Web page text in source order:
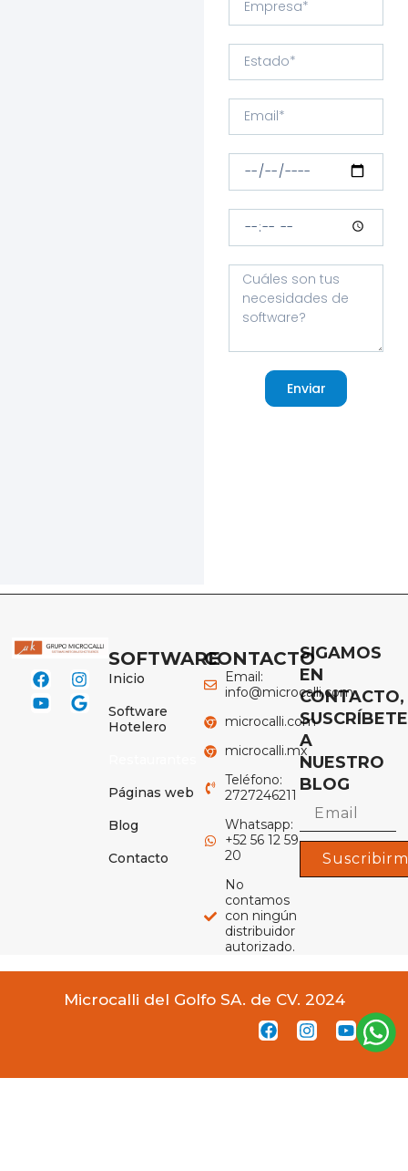
Enviar
SOFTWARE
Inicio
Software
Hotelero
Páginas web
Blog
Contacto
CONTACTO
Email:
info@microcalli.com
microcalli.com
microcalli.mx
Teléfono:
2727246211
Whatsapp:
+52 56 12 59
20
No
contamos
con ningún
distribuidor
autorizado.
SIGAMOS
EN
CONTACTO,
SUSCRÍBETE
A
NUESTRO
BLOG
Microcalli del Golfo SA. de CV. 2024